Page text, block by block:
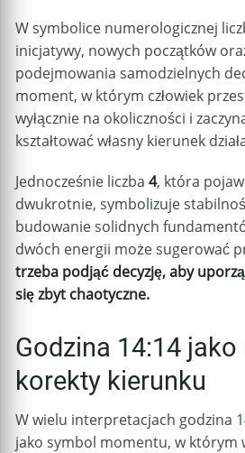
W symbolice numerologicznej
inicjatywy, nowych początków
podejmowania samodzielnych
moment, w którym człowiek
wyłącznie na okoliczności i
kształtować własny kierunek
Jednocześnie liczba 4, która
dwukrotnie, symbolizuje
budowanie solidnych
dwóch energii może sugerować
trzeba podjąć decyzję, aby
się zbyt chaotyczne.
Godzina 14:14
korekty kierunku
W wielu interpretacjach godzina
jako symbol momentu, w którym